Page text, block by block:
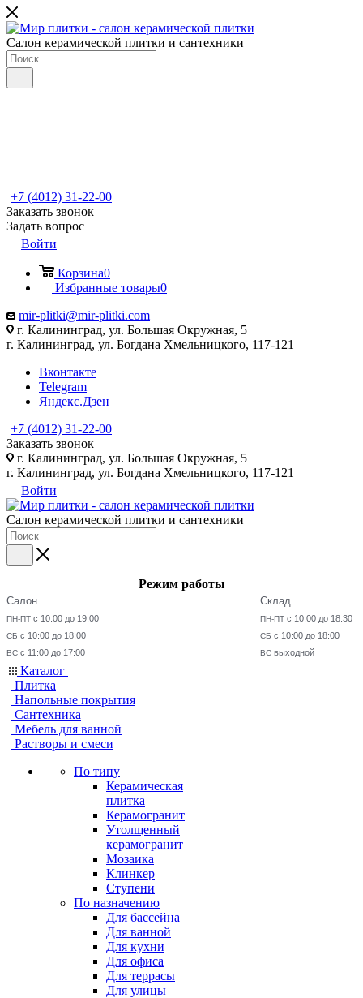
Салон керамической плитки и сантехники
+7 (4012) 31-22-00
Заказать звонок
Задать вопрос
Войти
Корзина0
Избранные товары0
mir-plitki@mir-plitki.com
г. Калининград, ул. Большая Окружная, 5
г. Калининград, ул. Богдана Хмельницкого, 117-121
Вконтакте
Telegram
Яндекс.Дзен
+7 (4012) 31-22-00
Заказать звонок
г. Калининград, ул. Большая Окружная, 5
г. Калининград, ул. Богдана Хмельницкого, 117-121
Войти
Салон керамической плитки и сантехники
Режим работы
Салон
ПН-ПТ с 10:00 до 19:00
СБ с 10:00 до 18:00
ВС с 11:00 до 17:00
Склад
ПН-ПТ с 10:00 до 18:30
СБ с 10:00 до 18:00
ВС выходной
Каталог
Плитка
Напольные покрытия
Сантехника
Мебель для ванной
Растворы и смеси
По типу
Керамическая
плитка
Керамогранит
Утолщенный
керамогранит
Мозаика
Клинкер
Ступени
По назначению
Для бассейна
Для ванной
Для кухни
Для офиса
Для террасы
Для улицы